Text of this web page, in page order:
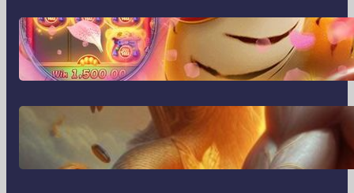
MajalahPotretIndonesia dan Cara
Baru Merekam Cerita dari Sudut
Kehidupan Sehari-hari
Transformasi Media Visual di Era
Digital: Bagaimana Fotografi dan
Cerita Visual Membentuk Cara Kita